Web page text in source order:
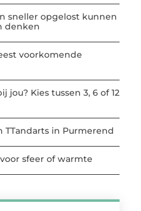
sneller opgelost kunnen
denken
voorkomende
Kies tussen 3, 6 of 12
TTandarts in Purmerend
sfeer of warmte